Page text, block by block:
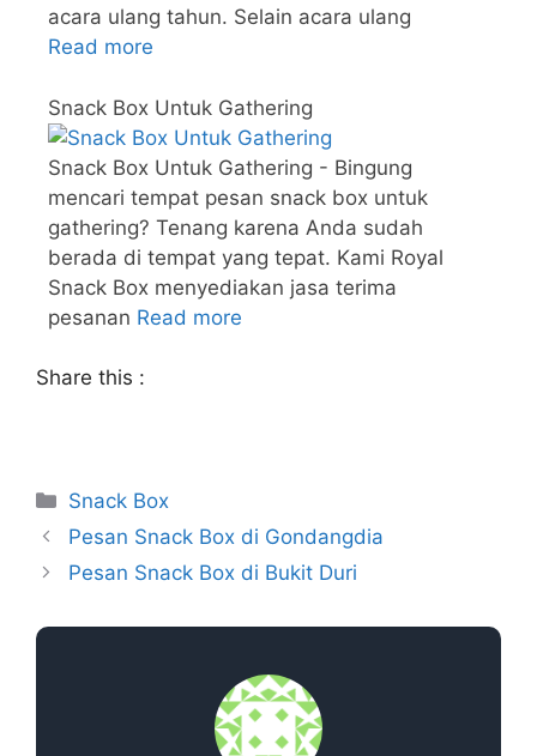
acara ulang tahun. Selain acara ulang
Read more
Snack Box Untuk Gathering
Snack Box Untuk Gathering - Bingung
mencari tempat pesan snack box untuk
gathering? Tenang karena Anda sudah
berada di tempat yang tepat. Kami Royal
Snack Box menyediakan jasa terima
pesanan Read more
Share this :
Snack Box
Pesan Snack Box di Gondangdia
Pesan Snack Box di Bukit Duri